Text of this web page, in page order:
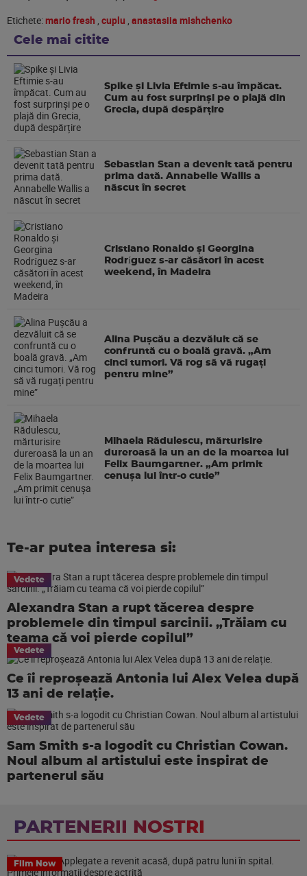
Etichete:mario fresh , cuplu , anastasiia mishchenko
Cele mai citite
Spike și Livia Eftimie s-au împăcat.
Cum au fost surprinși pe o plajă din
Grecia, după despărțire
Sebastian Stan a devenit tată pentru
prima dată. Annabelle Wallis a
născut în secret
Cristiano Ronaldo și Georgina
Rodríguez s-ar căsători în acest
weekend, în Madeira
Alina Pușcău a dezvăluit că se
confruntă cu o boală gravă. „Am
cinci tumori. Vă rog să vă rugați
pentru mine”
Mihaela Rădulescu, mărturisire
dureroasă la un an de la moartea lui
Felix Baumgartner. „Am primit
cenușa lui într-o cutie”
Te-ar putea interesa si:
Vedete
Alexandra Stan a rupt tăcerea despre
problemele din timpul sarcinii. „Trăiam cu
teama că voi pierde copilul”
Vedete
Ce îi reproșează Antonia lui Alex Velea după
13 ani de relație.
Vedete
Sam Smith s-a logodit cu Christian Cowan.
Noul album al artistului este inspirat de
partenerul său
PARTENERII NOSTRI
Film Now